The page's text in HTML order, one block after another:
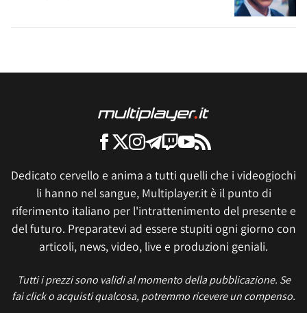
Dedicato cervello e anima a tutti quelli che i videogiochi
li hanno nel sangue, Multiplayer.it è il punto di
riferimento italiano per l'intrattenimento del presente e
del futuro. Preparatevi ad essere stupiti ogni giorno con
articoli, news, video, live e produzioni geniali.
Tutti i prezzi sono validi al momento della pubblicazione. Se
fai click o acquisti qualcosa, potremmo ricevere un compenso.